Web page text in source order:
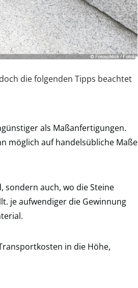
die folgenden Tipps beachtet
als Maßanfertigungen.
möglich auf handelsübliche Maße
sondern auch, wo die Steine
je aufwendiger die Gewinnung
in die Höhe,